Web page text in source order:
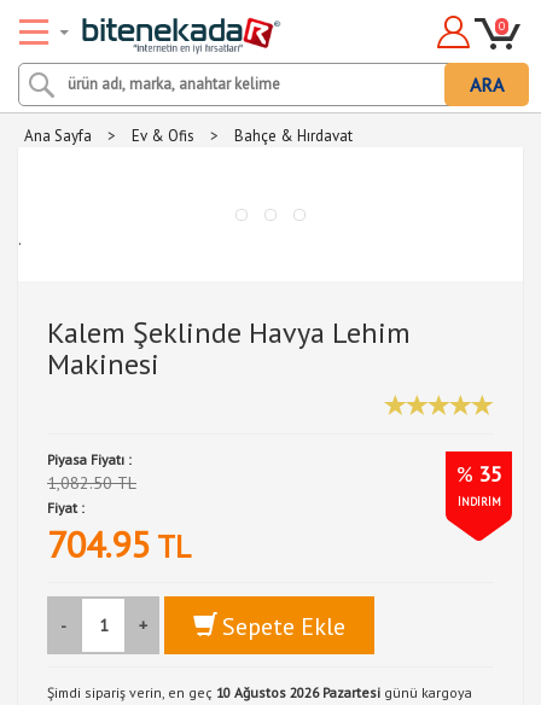
ARA
0
Ana Sayfa > Ev & Ofis > Bahçe & Hırdavat
.
Kalem Şeklinde Havya Lehim
Makinesi
Piyasa Fiyatı :
1,082.50 TL % 35
İNDİRİM
Fiyat :
704.95 TL
- + Sepete Ekle
Şimdi sipariş verin, en geç 10 Ağustos 2026 Pazartesi günü kargoya